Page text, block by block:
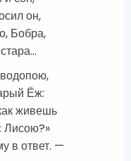
он,
Бобра,
Ёж:
живешь
Лисою?»
в ответ. —